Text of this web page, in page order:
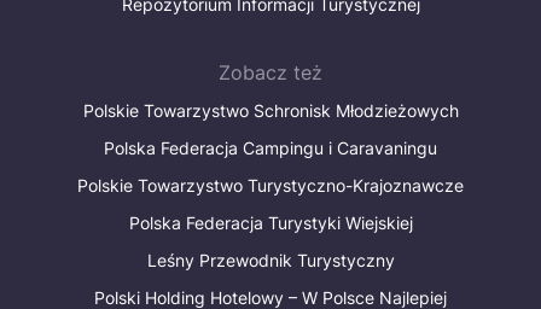
Repozytorium Informacji Turystycznej
Zobacz też
Polskie Towarzystwo Schronisk Młodzieżowych
Polska Federacja Campingu i Caravaningu
Polskie Towarzystwo Turystyczno-Krajoznawcze
Polska Federacja Turystyki Wiejskiej
Leśny Przewodnik Turystyczny
Polski Holding Hotelowy – W Polsce Najlepiej